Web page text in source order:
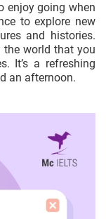
enjoy going when
to explore new
and histories.
the world that you
It’s a refreshing
an afternoon.